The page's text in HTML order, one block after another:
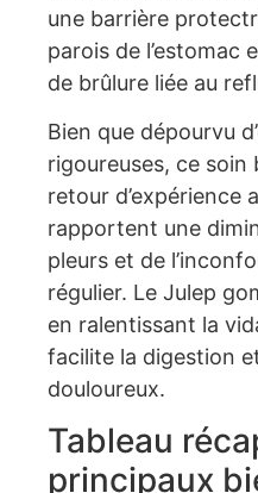
une barrière
parois de l’estomac
de brûlure liée au
Bien que dépourvu
rigoureuses, ce soin
retour d’expérience
rapportent une
pleurs et de
régulier. Le Julep
en ralentissant la
facilite la digestion
douloureux.
Tableau
principaux